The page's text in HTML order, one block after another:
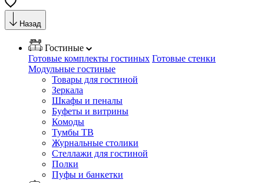
Назад
Гостиные
Готовые комплекты гостиных Готовые стенки
Модульные гостиные
Товары для гостиной
Зеркала
Шкафы и пеналы
Буфеты и витрины
Комоды
Тумбы ТВ
Журнальные столики
Стеллажи для гостиной
Полки
Пуфы и банкетки